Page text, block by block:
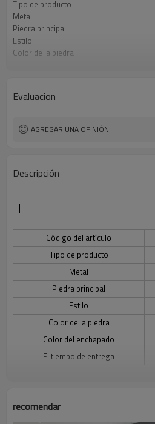
Tipo de producto
Metal
Piedra principal
Estilo
Color de la piedra
Evaluacion
AGREGAR UNA OPINIÓN
Descripción
Código del artículo
Tipo de producto
Metal
Piedra principal
Estilo
Color de la piedra
Color del enchapado
El tiempo de entrega
recomendar